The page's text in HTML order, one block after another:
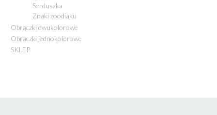
Serduszka
Znaki zoodiaku
Obrączki dwukolorowe
Obrączki jednokolorowe
SKLEP